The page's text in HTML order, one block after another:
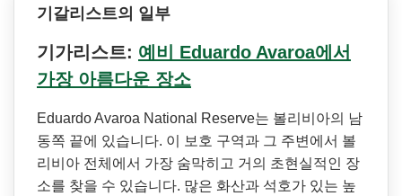
기갈리스트의 일부
기가리스트: 예비 Eduardo Avaroa에서
가장 아름다운 장소
Eduardo Avaroa National Reserve는 볼리비아의 남
동쪽 끝에 있습니다. 이 보호 구역과 그 주변에서 볼
리비아 전체에서 가장 숨막히고 거의 초현실적인 장
소를 찾을 수 있습니다. 많은 화산과 석호가 있는 높